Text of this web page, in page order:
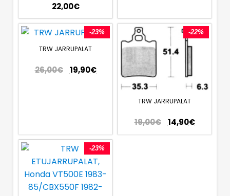
22,00€
-23%
TRW JARRUPALAT
26,00€ 19,90€
-22%
TRW JARRUPALAT
19,00€ 14,90€
-23%